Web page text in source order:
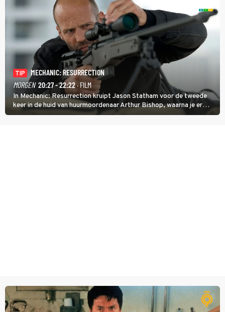
TIP
MECHANIC: RESURRECTION
MORGEN 20:27 - 22:22· FILM
In Mechanic: Resurrection kruipt Jason Statham voor de tweede
keer in de huid van huurmoordenaar Arthur Bishop, waarna je er
donder op kunt zeggen dat er van Bishops geplande pensioen niet